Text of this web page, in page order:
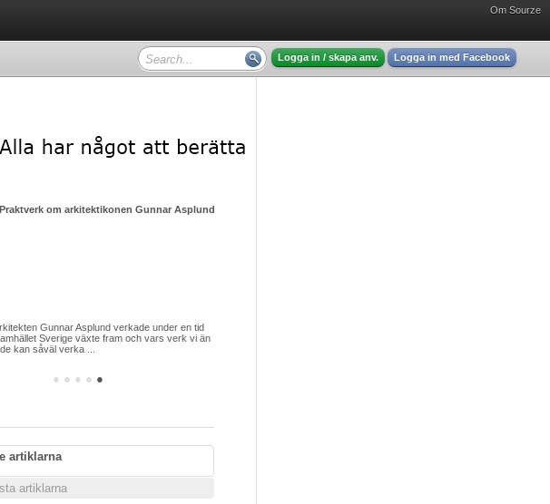
Om Sourze
Logga in / skapa anv. Logga in med Facebook
● ● ● ● ●
hjälp finns att få
om arkitektikonen Gunnar Asplund - mycket intressant läsning
Gunnar Asplund verkade under en tid
Sverige växte fram och vars verk vi än
kan såväl verka ...
artiklarna
artiklarna